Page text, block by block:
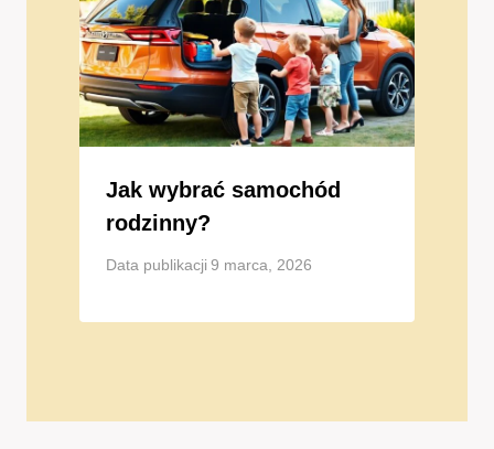
Jak wybrać samochód
rodzinny?
Data publikacji 9 marca, 2026